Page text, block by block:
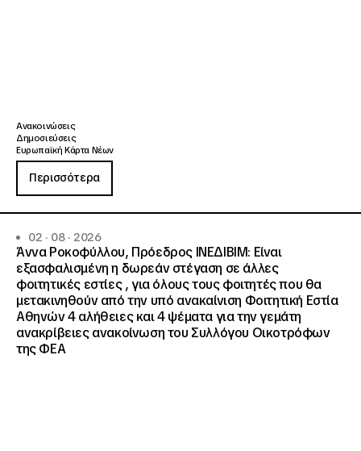
Ανακοινώσεις
Δημοσιεύσεις
Ευρωπαϊκή Κάρτα Νέων
Περισσότερα
02 · 08 · 2026
Άννα Ροκοφύλλου, Πρόεδρος ΙΝΕΔΙΒΙΜ: Είναι
εξασφαλισμένη η δωρεάν στέγαση σε άλλες
φοιτητικές εστίες , για όλους τους φοιτητές που θα
μετακινηθούν από την υπό ανακαίνιση Φοιτητική Εστία
Αθηνών 4 αλήθειες και 4 ψέματα για την γεμάτη
ανακρίβειες ανακοίνωση του Συλλόγου Οικοτρόφων
της ΦΕΑ